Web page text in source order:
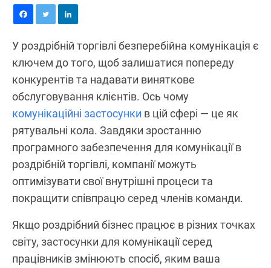
У роздрібній торгівлі безперебійна комунікація є
ключем до того, щоб залишатися попереду
конкурентів та надавати виняткове
обслуговування клієнтів. Ось чому
комунікаційні застосунки в цій сфері — це як
рятувальні кола. Завдяки зростанню
програмного забезпечення для комунікації в
роздрібній торгівлі, компанії можуть
оптимізувати свої внутрішні процеси та
покращити співпрацю серед членів команди.
Якщо роздрібний бізнес працює в різних точках
світу, застосунки для комунікації серед
працівників змінюють спосіб, яким ваша